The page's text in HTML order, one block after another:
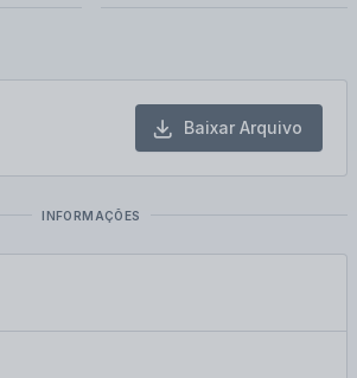
Baixar Arquivo
INFORMAÇÕES